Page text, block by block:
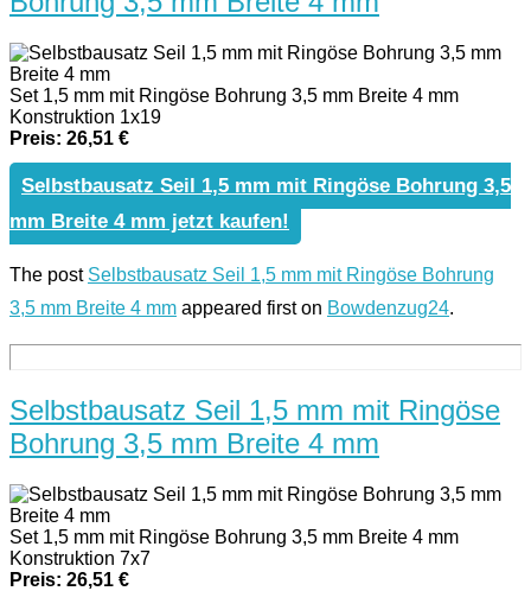
Set 1,5 mm mit Ringöse Bohrung 3,5 mm Breite 4 mm
Konstruktion 1x19
Preis: 26,51 €
Selbstbausatz Seil 1,5 mm mit Ringöse Bohrung 3,5
mm Breite 4 mm jetzt kaufen!
The post Selbstbausatz Seil 1,5 mm mit Ringöse Bohrung
3,5 mm Breite 4 mm appeared first on Bowdenzug24.
Selbstbausatz Seil 1,5 mm mit Ringöse
Bohrung 3,5 mm Breite 4 mm
Set 1,5 mm mit Ringöse Bohrung 3,5 mm Breite 4 mm
Konstruktion 7x7
Preis: 26,51 €